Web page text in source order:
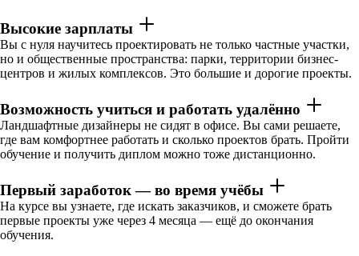
Высокие зарплаты
Вы с нуля научитесь проектировать не только частные участки,
но и общественные пространства: парки, территории бизнес-
центров и жилых комплексов. Это большие и дорогие проекты.
Возможность учиться и работать удалённо
Ландшафтные дизайнеры не сидят в офисе. Вы сами решаете,
где вам комфортнее работать и сколько проектов брать. Пройти
обучение и получить диплом можно тоже дистанционно.
Первый заработок — во время учёбы
На курсе вы узнаете, где искать заказчиков, и сможете брать
первые проекты уже через 4 месяца — ещё до окончания
обучения.